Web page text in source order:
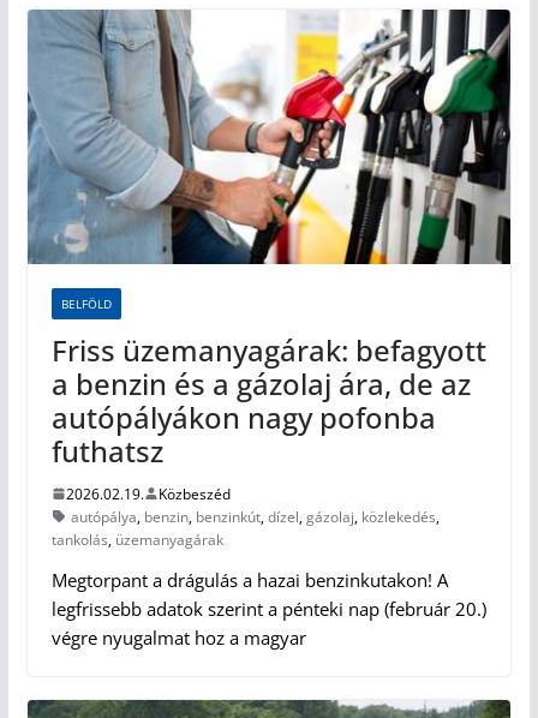
BELFÖLD
Friss üzemanyagárak: befagyott
a benzin és a gázolaj ára, de az
autópályákon nagy pofonba
futhatsz
2026.02.19.
Közbeszéd
autópálya, benzin, benzinkút,dízel,gázolaj, közlekedés,
tankolás, üzemanyagárak
Megtorpant a drágulás a hazai benzinkutakon! A
legfrissebb adatok szerint a pénteki nap (február 20.)
végre nyugalmat hoz a magyar